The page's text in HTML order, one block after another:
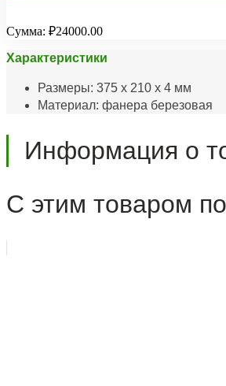
Сумма: ₽24000.00
Характеристики
Размеры: 375 х 210 х 4 мм
Материал: фанера березовая
Информация о
С этим товаром